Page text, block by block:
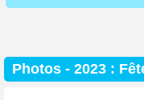
Photos - 2023 :